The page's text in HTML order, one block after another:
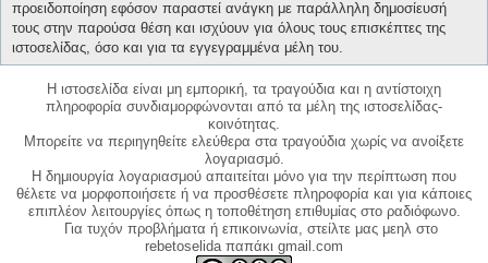
προειδοποίηση εφόσον παραστεί ανάγκη με παράλληλη δημοσίευσή
τους στην παρούσα θέση και ισχύουν για όλους τους επισκέπτες της
ιστοσελίδας, όσο και για τα εγγεγραμμένα μέλη του.
Η ιστοσελίδα είναι μη εμπορική, τα τραγούδια και η αντίστοιχη
πληροφορία συνδιαμορφώνονται από τα μέλη της ιστοσελίδας-
κοινότητας.
Μπορείτε να περιηγηθείτε ελεύθερα στα τραγούδια χωρίς να ανοίξετε
λογαριασμό.
Η δημιουργία λογαριασμού απαιτείται μόνο για την περίπτωση που
θέλετε να μορφοποιήσετε ή να προσθέσετε πληροφορία και για κάποιες
επιπλέον λειτουργίες όπως η τοποθέτηση επιθυμίας στο ραδιόφωνο.
Για τυχόν προβλήματα ή επικοινωνία, στείλτε μας μεηλ στο
rebetoselida παπάκι gmail.com